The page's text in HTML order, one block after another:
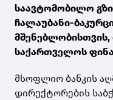
საავტომობილო
ჩალაუბანი-
საქართველოს
მსოფლიო ბანკის
დირექტორების